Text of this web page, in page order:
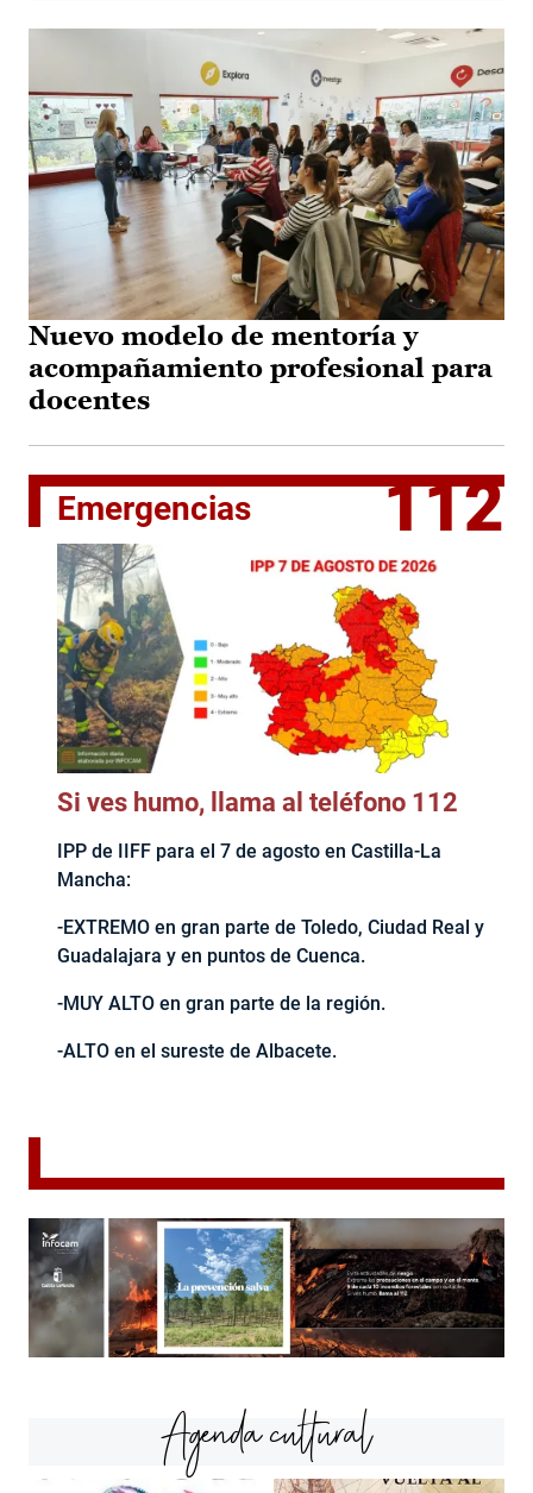
Nuevo modelo de mentoría y
acompañamiento profesional para
docentes
Emergencias 112
Si ves humo, llama al teléfono 112
IPP de IIFF para el 7 de agosto en Castilla-La
Mancha:
-EXTREMO en gran parte de Toledo, Ciudad Real y
Guadalajara y en puntos de Cuenca.
-MUY ALTO en gran parte de la región.
-ALTO en el sureste de Albacete.
Agenda cultural